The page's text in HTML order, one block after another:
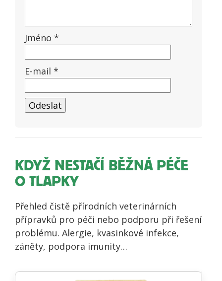
Jméno *
E-mail *
KDYŽ NESTAČÍ BĚŽNÁ PÉČE
O TLAPKY
Přehled čistě přírodních veterinárních
přípravků pro péči nebo podporu při řešení
problému. Alergie, kvasinkové infekce,
záněty, podpora imunity…